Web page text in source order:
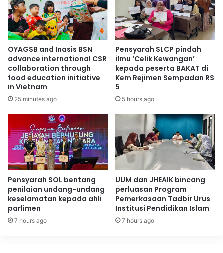
OYAGSB and Inasis BSN
advance international CSR
collaboration through
food education initiative
in Vietnam
25 minutes ago
Pensyarah SLCP pindah
ilmu ‘Celik Kewangan’
kepada peserta BAKAT di
Kem Rejimen Sempadan RS
5
5 hours ago
Pensyarah SOL bentang
penilaian undang-undang
keselamatan kepada ahli
parlimen
7 hours ago
UUM dan JHEAIK bincang
perluasan Program
Pemerkasaan Tadbir Urus
Institusi Pendidikan Islam
7 hours ago